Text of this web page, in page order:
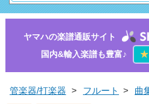
ヤマハの楽譜通販サイト
国内&輸入楽譜も豊富♪
★
管楽器/打楽器 > フルート > 曲